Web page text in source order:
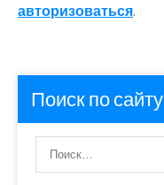
авторизоваться.
Поиск по сайту